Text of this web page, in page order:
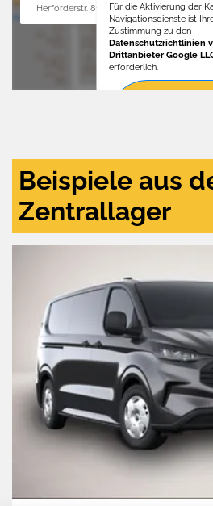
Herforderstr. 81, 32657 Lemgo
Für die Aktivierung der
Navigationsdienste ist
Zustimmung zu den
Datenschutzrichtlinien
Drittanbieter Google
erforderlich.
Beispiele aus
Zentrallager